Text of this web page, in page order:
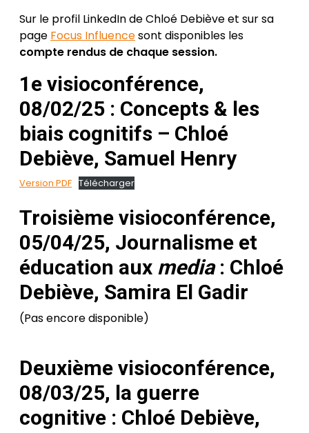
Sur le profil LinkedIn de Chloé Debiève et sur sa
page Focus Influencesont disponibles les
compte rendus de chaque session.
1e visioconférence,
08/02/25 : Concepts & les
biais cognitifs – Chloé
Debiève, Samuel Henry
Version PDF Télécharger
Troisième visioconférence,
05/04/25, Journalisme et
éducation aux media : Chloé
Debiève, Samira El Gadir
(Pas encore disponible)
Deuxième visioconférence,
08/03/25, la guerre
cognitive : Chloé Debiève,